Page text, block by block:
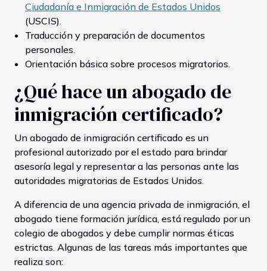
Ciudadanía e Inmigración de Estados Unidos
(USCIS).
Traducción y preparación de documentos
personales.
Orientación básica sobre procesos migratorios.
¿Qué hace un abogado de
inmigración certificado?
Un abogado de inmigración certificado es un
profesional autorizado por el estado para brindar
asesoría legal y representar a las personas ante las
autoridades migratorias de Estados Unidos.
A diferencia de una agencia privada de inmigración, el
abogado tiene formación jurídica, está regulado por un
colegio de abogados y debe cumplir normas éticas
estrictas. Algunas de las tareas más importantes que
realiza son: